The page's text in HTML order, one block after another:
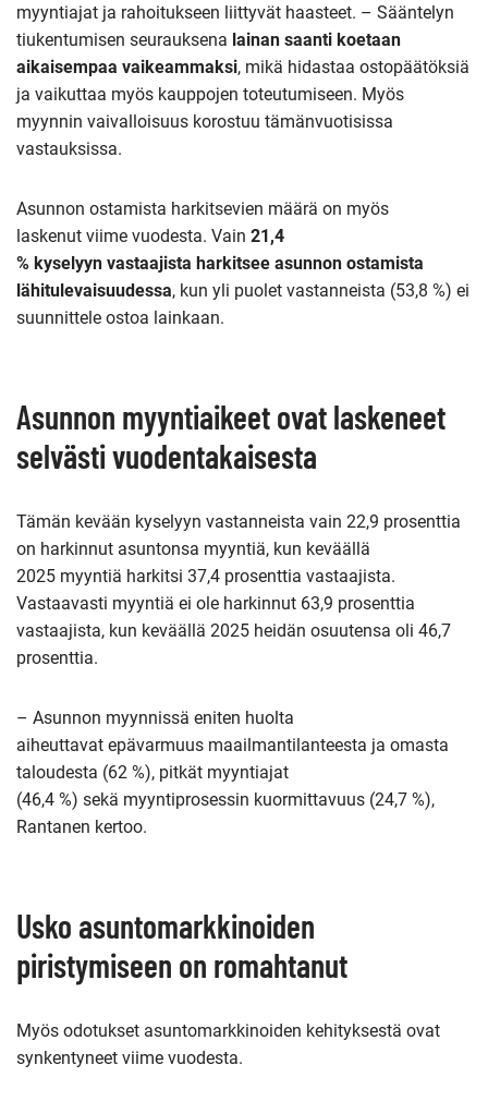
myyntiajat ja rahoitukseen liittyvät haasteet. – Sääntelyn
tiukentumisen seurauksena lainan saanti koetaan
aikaisempaa vaikeammaksi, mikä hidastaa ostopäätöksiä
ja vaikuttaa myös kauppojen toteutumiseen. Myös
myynnin vaivalloisuus korostuu tämänvuotisissa
vastauksissa.
Asunnon ostamista harkitsevien määrä on myös
laskenut viime vuodesta. Vain 21,4
% kyselyyn vastaajista harkitsee asunnon ostamista
lähitulevaisuudessa, kun yli puolet vastanneista (53,8 %) ei
suunnittele ostoa lainkaan.
Asunnon myyntiaikeet ovat laskeneet
selvästi vuodentakaisesta
Tämän kevään kyselyyn vastanneista vain 22,9 prosenttia
on harkinnut asuntonsa myyntiä, kun keväällä
2025 myyntiä harkitsi 37,4 prosenttia vastaajista.
Vastaavasti myyntiä ei ole harkinnut 63,9 prosenttia
vastaajista, kun keväällä 2025 heidän osuutensa oli 46,7
prosenttia.
– Asunnon myynnissä eniten huolta
aiheuttavat epävarmuus maailmantilanteesta ja omasta
taloudesta (62 %), pitkät myyntiajat
(46,4 %) sekä myyntiprosessin kuormittavuus (24,7 %),
Rantanen kertoo.
Usko asuntomarkkinoiden
piristymiseen on romahtanut
Myös odotukset asuntomarkkinoiden kehityksestä ovat
synkentyneet viime vuodesta.